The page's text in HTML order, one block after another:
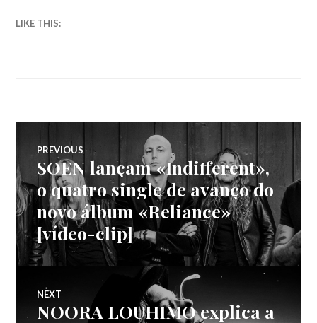
LIKE THIS:
Navegação
de
artigos
PREVIOUS
Previous
post:
SOEN lançam «Indifferent»,
o quatro single de avanço do
novo álbum «Reliance»
[vídeo-clip]
NEXT
Next
NOORA LOUHIMO explica a